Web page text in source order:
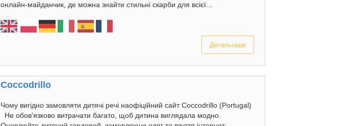
онлайн-майданчик, де можна знайти стильні скарби для всієї...
Детальніше
Coccodrillo
Чому вигідно замовляти дитячі речі наофіційний сайт Coccodrillo (Portugal)
Не обов'язково витрачати багато, щоб дитина виглядала модно.